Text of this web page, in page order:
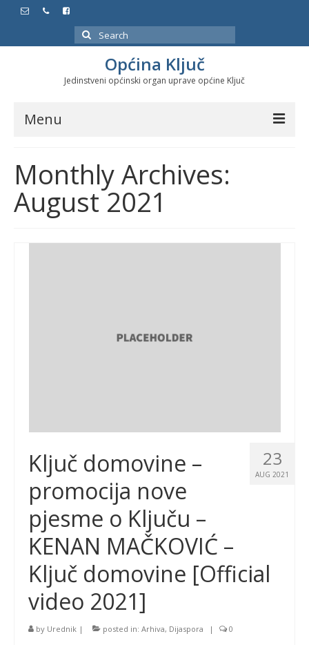
Search
for:
Općina Ključ
Jedinstveni općinski organ uprave općine Ključ
Menu
Službeni glasnici
Javne nabavke
Značajni datumi i manifestacije
Monthly Archives:
August 2021
23
AUG 2021
Ključ domovine –
promocija nove
pjesme o Ključu –
KENAN MAČKOVIĆ –
Ključ domovine [Official
video 2021]
by Urednik | posted in: Arhiva, Dijaspora | 0